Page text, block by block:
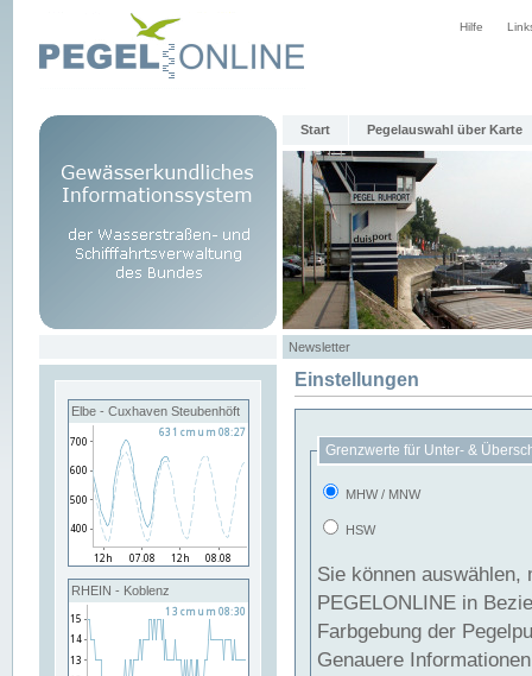
Hilfe
Start Pegelauswahl über Karte
Newsletter
Elbe - Cuxhaven Steubenhöft
RHEIN - Koblenz
Einstellungen
Grenzwerte für Unter- &
MHW / MNW
HSW
Sie können
PEGELONLINE in Beziehung
Farbgebung der
Genauere